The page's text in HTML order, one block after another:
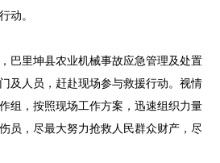
动。
巴里坤县农业机械事故应急管理及处置
及人员 ，赶赴现场参与救援行动。 视情
组 ，按照现场工作方案，迅速组织力量
员，尽最大努力抢救人民群众财产，尽